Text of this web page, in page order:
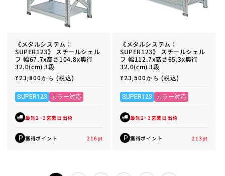
《メタルシステム：
SUPER123》 スチールシェル
フ 幅67.7x高さ104.8x奥行
32.0(cm) 3段
通
価
格
¥23,800から (税込)
SUPER123 カラー対応
最短2~3営業日出荷
P 獲得ポイント 216pt
《メタルシステム：
SUPER123》 スチールシェル
フ 幅112.7x高さ65.3x奥行
32.0(cm) 3段
通
価
格
¥23,500から (税込)
SUPER123 カラー対応
最短2~3営業日出荷
P 獲得ポイント 213pt